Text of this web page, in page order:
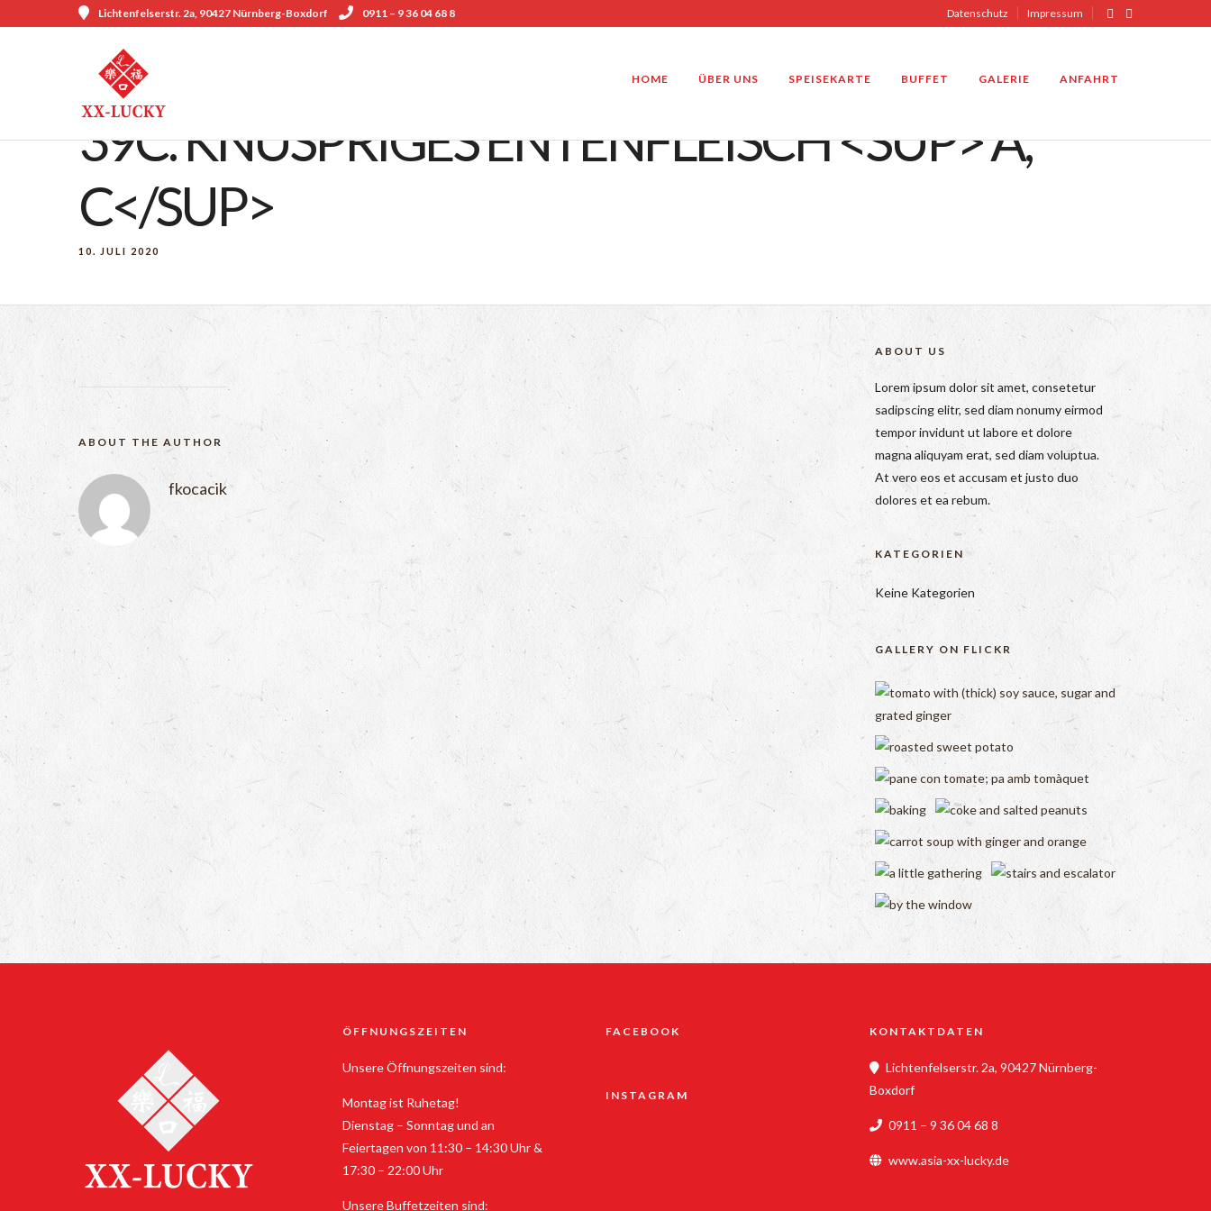
Datenschutz Impressum
Lichtenfelserstr. 2a, 90427 Nürnberg-Boxdorf 0911 – 9 36 04 68 8
HOME ÜBER UNS SPEISEKARTE BUFFET GALERIE ANFAHRT
39C. KNUSPRIGES ENTENFLEISCH <SUP> A,
C</SUP>
10. JULI 2020
ABOUT THE AUTHOR
fkocacik
ABOUT US
Lorem ipsum dolor sit amet, consetetur
sadipscing elitr, sed diam nonumy eirmod
tempor invidunt ut labore et dolore
magna aliquyam erat, sed diam voluptua.
At vero eos et accusam et justo duo
dolores et ea rebum.
KATEGORIEN
Keine Kategorien
GALLERY ON FLICKR
ÖFFNUNGSZEITEN
Unsere Öffnungszeiten sind:
Montag ist Ruhetag!
Dienstag – Sonntag und an
Feiertagen von 11:30 – 14:30 Uhr &
17:30 – 22:00 Uhr
Unsere Buffetzeiten sind:
FACEBOOK
INSTAGRAM
KONTAKTDATEN
Lichtenfelserstr. 2a, 90427 Nürnberg-
Boxdorf
0911 – 9 36 04 68 8
www.asia-xx-lucky.de